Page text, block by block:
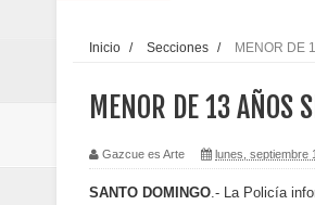
Pavel
Inicio / Secciones / MENOR DE
MENOR DE 13 AÑOS
Gazcue es Arte lunes, septiembre
SANTO DOMINGO.- La Policía